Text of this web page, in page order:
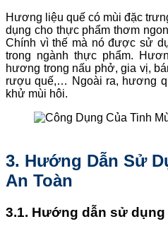
Hương liệu quế có mùi đặc
dụng cho thực phẩm thơm
Chính vì thế mà nó được sử
trong ngành thực phẩm.
hương trong nấu phở, gia vị,
rượu quế,… Ngoài ra, hương
khử mùi hôi.
3. Hướng Dẫn Sử
An Toàn
3.1. Hướng dẫn sử dụng